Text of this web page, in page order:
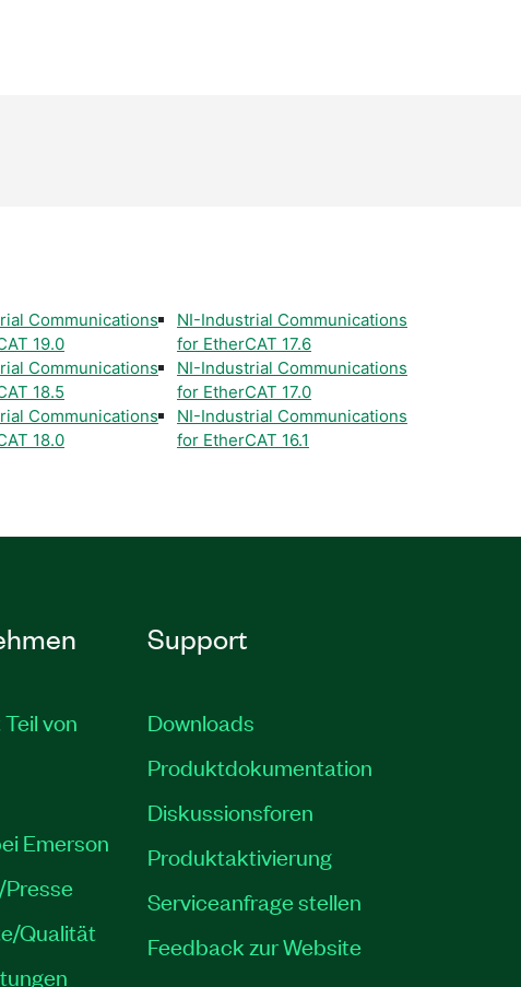
Communications
19.0
Communications
18.5
Communications
18.0
NI-Industrial Communications
for EtherCAT 17.6
NI-Industrial Communications
for EtherCAT 17.0
NI-Industrial Communications
for EtherCAT 16.1
von
Emerson
Qualität
Support
Downloads
Produktdokumentation
Diskussionsforen
Produktaktivierung
Serviceanfrage stellen
Feedback zur Website